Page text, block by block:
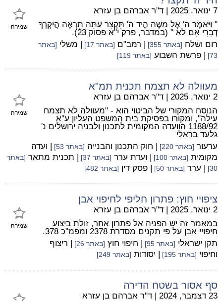
שמירה
7 ינואר, 2025 | ד"ר אברהם בן עזרא
" וַיֹּאמֶר ה' אֶל מֹשֶׁה הֲיַד ה' תִּקְצָר עַתָּה תִרְאֶה הֲיִקְרְךָ
דְבָרִי אִם לֹא " (במדבר, פרק י"א פסוק 23).
רום ושלח [באתר 355] | רמב"ם [באתר 17] | משלי [באתר
73]
| פרשת השבוע [באתר 119]
מעוולה לא תצמח תכנית תמ"א
שמירה
2 ינואר, 2025 | ד"ר אברהם בן עזרא
הנוסח המקורי של הביטוי הוא - "מעוולה לא תצמח
עילה", ומקורו בפסיקת בית המשפט העליון ע"א
1188/92 הוועדה המקומית לתכנון ולבניה ירושלים נ'
גלעד בראלי
ערעור [באתר 220] | חוק התכנון והבנייה [באתר 53]
| ועדה
מקומית [באתר 100] | ועדת ערר [באתר 37] | תכנית מתאר [באתר
30]
| ערר [באתר 50] | פסק דין [באתר 482]
ציפויי חוץ: פתרון חליפי לחיפוי אבן
שמירה
2 ינואר, 2025 | ד"ר אברהם בן עזרא
במאמר זה יש הפניה אל פתרון אחר, זולת ביצוע
חיפויי אבן על פי תקנים מסדרת 2378 ומפמ"כ 378.
תקן ישראלי [באתר 95] | חיפוי חוץ [באתר 26]
| ריצוף
וחיפוי [באתר 195] | יסודות [באתר 249]
סף אסור בשטח הדירה
23 דצמבר, 2024 | ד"ר אברהם בן עזרא